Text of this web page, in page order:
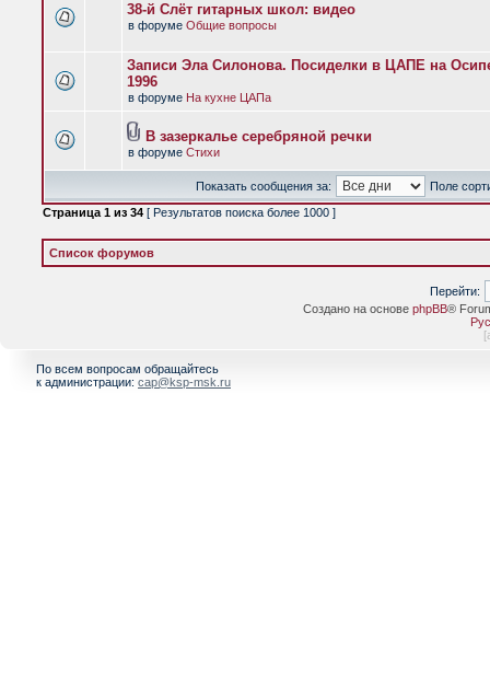
38-й Слёт гитарных школ: видео
в форуме Общие вопросы
Записи Эла Силонова. Посиделки в ЦАПЕ на
1996
в форуме На кухне ЦАПа
В зазеркалье серебряной речки
в форуме Стихи
Показать сообщения за:
Поле
Страница 1 из 34 [ Результатов поиска более 1000 ]
Список форумов
Перейти:
Создано на основе phpBB®
[
По всем вопросам обращайтесь
к администрации: cap@ksp-msk.ru